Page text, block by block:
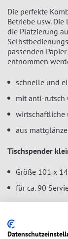
Die perfekte
Betriebe usw.
die Platzierung
passenden
entnommen
schnelle und
mit anti-rutsch
wirtschaftliche
aus
Tischspender
Größe 101 x
für ca. 90
Größe 105 x